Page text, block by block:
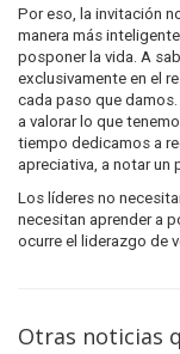
Por eso, la invitación
manera más
posponer la vida. A
exclusivamente en el
cada paso que
a valorar lo que
tiempo dedicamos a
apreciativa, a notar un
Los líderes no
necesitan aprender a
ocurre el liderazgo de
Otras noticias